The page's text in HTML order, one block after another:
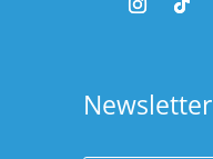
Newsletter